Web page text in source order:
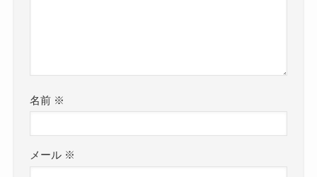
名前 ※
メール ※